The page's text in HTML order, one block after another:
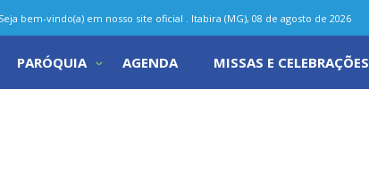
Seja bem-vindo(a) em nosso site oficial . Itabira (MG), 08 de agosto de 2026
PARÓQUIA AGENDA MISSAS E CELEBRAÇÕES